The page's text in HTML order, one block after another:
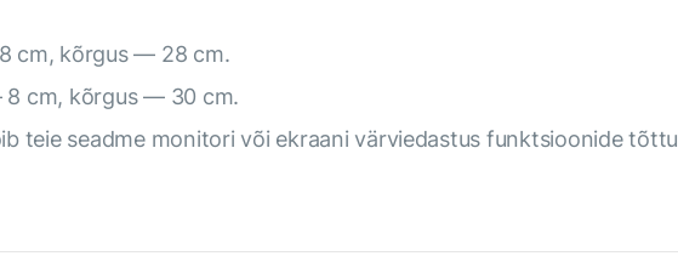
cm, kõrgus — 28 cm.
8 cm, kõrgus — 30 cm.
teie seadme monitori või ekraani värviedastus funktsioonide